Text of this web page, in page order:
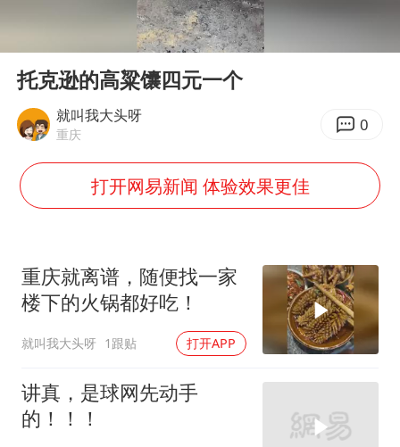
多所高校取消艺考
万岁山接盘烂尾恒大文旅城
张本智和：零封向鹏不意外
习近平心系体育强国建设
Play
托克逊的高粱馕四元一个
就叫我大头呀
重庆 0
打开网易新闻 体验效果更佳
重庆就离谱，随便找一家
楼下的火锅都好吃！
就叫我大头呀 1跟贴 打开APP
讲真，是球网先动手
的！！！